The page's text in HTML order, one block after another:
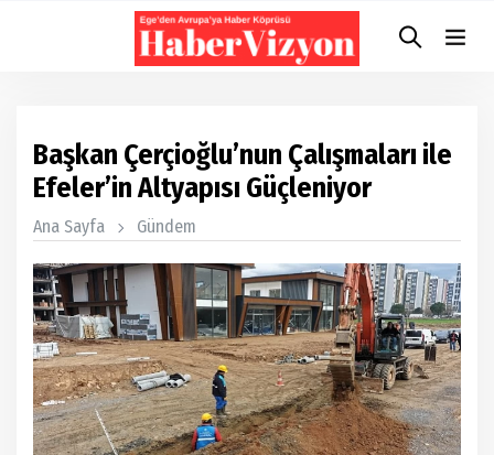
Başkan Çerçioğlu’nun Çalışmaları ile
Efeler’in Altyapısı Güçleniyor
Ana Sayfa Gündem